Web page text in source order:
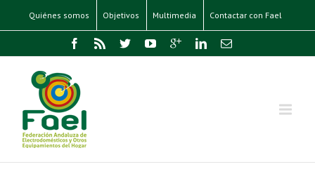
Quiénes somos Objetivos Multimedia Contactar con Fael